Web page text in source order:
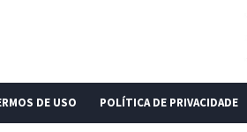
DE USO POLÍTICA DE PRIVACIDADE